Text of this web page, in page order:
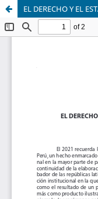
EL DERECHO Y EL